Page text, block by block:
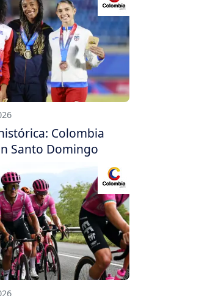
Colombia
Santo Domingo